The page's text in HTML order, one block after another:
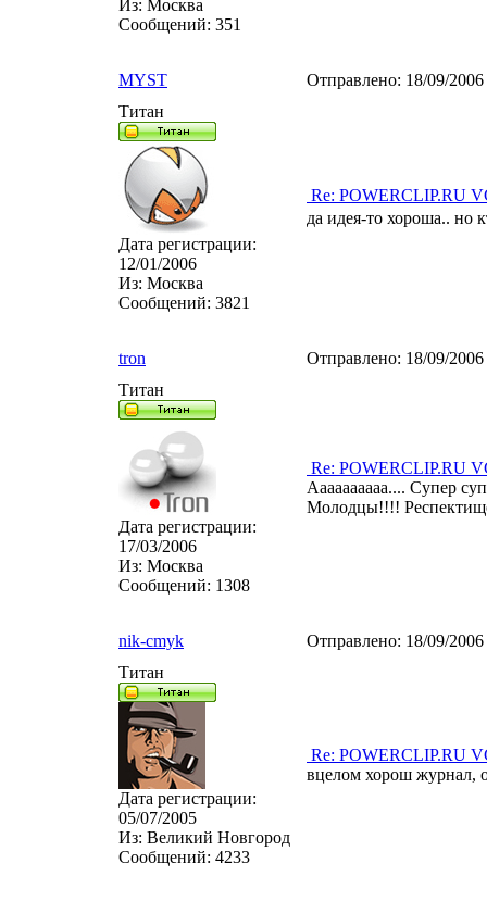
Из: Москва
Сообщений: 351
MYST Отправлено: 18/09/
Титан
Дата регистрации:
12/01/2006
Из: Москва
Сообщений: 3821
Re: POWERCLIP.RU
да идея-то хороша.. но
tron Отправлено: 18/09/
Титан
Дата регистрации:
17/03/2006
Из: Москва
Сообщений: 1308
Re: POWERCLIP.RU
Аааааааааа.... Супер
Молодцы!!!!
nik-cmyk Отправлено: 18/09/
Титан
Дата регистрации:
05/07/2005
Из: Великий Новгород
Сообщений: 4233
Re: POWERCLIP.RU
вцелом хорош журнал,